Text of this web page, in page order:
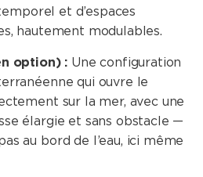
et d’espaces
hautement modulables.
option) : Une configuration
qui ouvre le
sur la mer, avec une
élargie et sans obstacle —
au bord de l’eau, ici même